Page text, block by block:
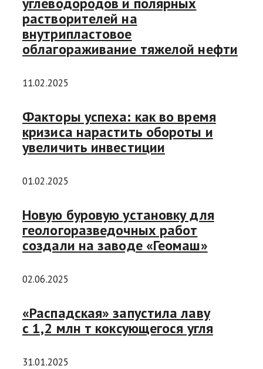
растворителей на
внутрипластовое
облагораживание тяжелой нефти
11.02.2025
Факторы успеха: как во время
кризиса нарастить обороты и
увеличить инвестиции
01.02.2025
Новую буровую установку для
геологоразведочных работ
создали на заводе «Геомаш»
02.06.2025
«Распадская» запустила лаву
с 1,2 млн т коксующегося угля
31.01.2025